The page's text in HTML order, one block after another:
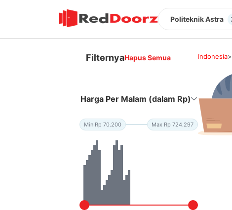
Politeknik Astra
FilternyaHapus Semua
Harga Per Malam (dalam Rp)
Min Rp 70.200 Max Rp 724.297
Indonesia>